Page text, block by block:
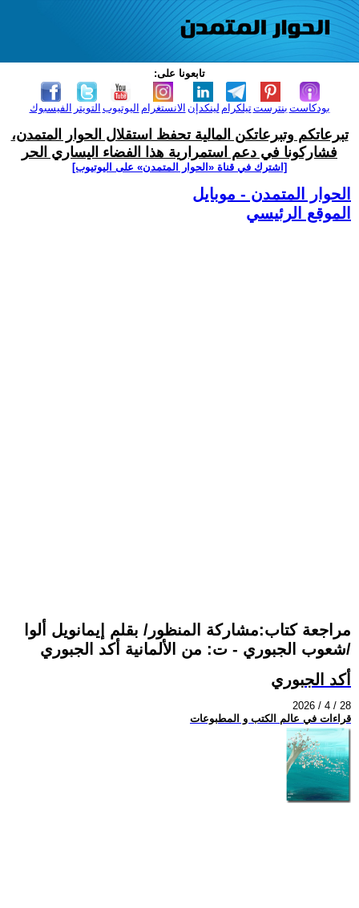
تابعونا على:
الفيسبوك التويتر اليوتيوب الانستغرام لينكدإن تيلكرامبنترست بودكاست
تبرعاتكم وتبرعاتكن المالية تحفظ استقلال الحوار المتمدن،
فشاركونا في دعم استمرارية هذا الفضاء اليساري الحر
[اشترك في قناة ‫«الحوار المتمدن» على اليوتيوب]
الحوار المتمدن - موبايل
الموقع الرئيسي
مراجعة كتاب:مشاركة المنظور/ بقلم إيمانويل ألوا
/شعوب الجبوري - ت: من الألمانية أكد الجبوري
أكد الجبوري
2026 / 4 / 28
قراءات في عالم الكتب و المطبوعات